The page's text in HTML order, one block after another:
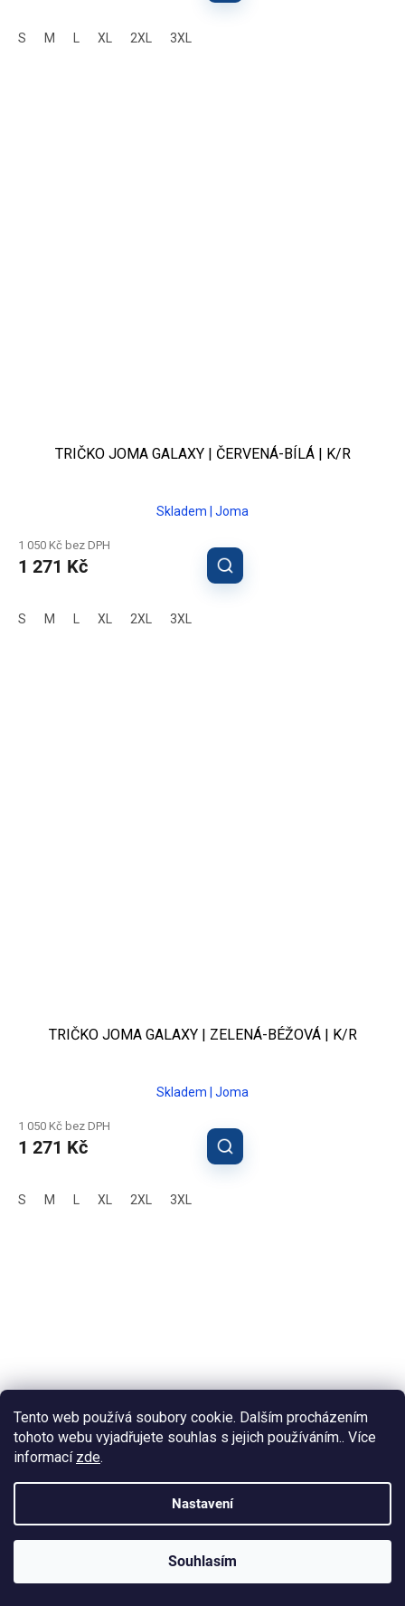
Tento web používá soubory cookie. Dalším procházením
tohoto webu vyjadřujete souhlas s jejich používáním.. Více
informací zde.
Nastavení
Souhlasím
S M L XL 2XL 3XL
TRIČKO JOMA GALAXY | ČERVENÁ-BÍLÁ | K/R
Skladem | Joma
1 050 Kč bez DPH
1 271 Kč
S M L XL 2XL 3XL
TRIČKO JOMA GALAXY | ZELENÁ-BÉŽOVÁ | K/R
Skladem | Joma
1 050 Kč bez DPH
1 271 Kč
S M L XL 2XL 3XL